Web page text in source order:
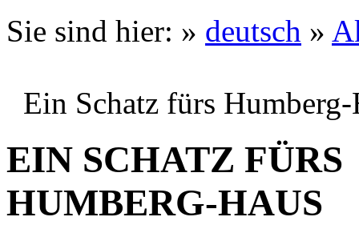
Sie sind hier: » deutsch »
Ein Schatz fürs Humberg-
EIN SCHATZ FÜRS
HUMBERG-HAUS